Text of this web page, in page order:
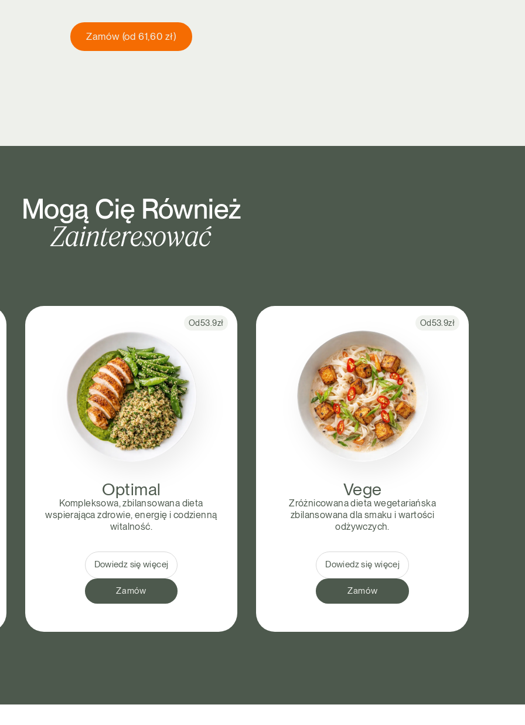
Zamów (od 61,60 zł)
Mogą Cię Również
Zainteresować
Od53.9zł
Optimal
Kompleksowa, zbilansowana dieta
wspierająca zdrowie, energię i codzienną
witalność.
Dowiedz się więcej
Zamów
Od53.9zł
Vege
Zróżnicowana dieta wegetariańska
zbilansowana dla smaku i wartości
odżywczych.
Dowiedz się więcej
Zamów